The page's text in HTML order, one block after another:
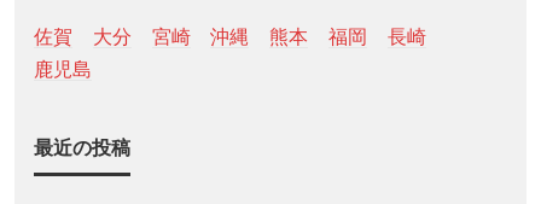
佐賀 大分 宮崎 沖縄 熊本 福岡
長崎
鹿児島
最近の投稿